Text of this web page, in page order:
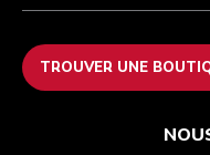
TROUVER UNE